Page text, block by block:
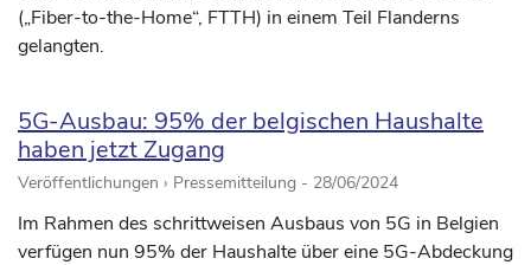
(„Fiber-to-the-Home“, FTTH) in einem Teil Flanderns
gelangten.
5G-Ausbau: 95% der belgischen Haushalte
haben jetzt Zugang
Veröffentlichungen › Pressemitteilung - 28/06/2024
Im Rahmen des schrittweisen Ausbaus von 5G in Belgien
verfügen nun 95% der Haushalte über eine 5G-Abdeckung